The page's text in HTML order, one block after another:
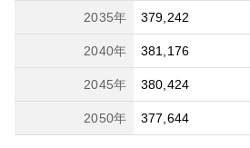
2035年 379,242
2040年 381,176
2045年 380,424
2050年 377,644